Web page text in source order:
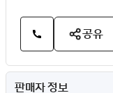
공유
판매자 정보